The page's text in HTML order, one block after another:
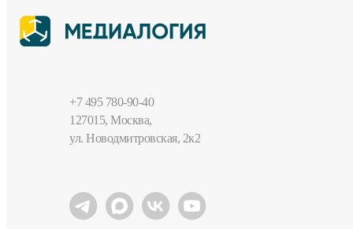
+7 495 780-90-40
127015, Москва,
ул. Новодмитровская, 2к2